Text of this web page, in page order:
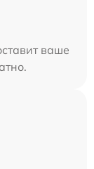
ваше